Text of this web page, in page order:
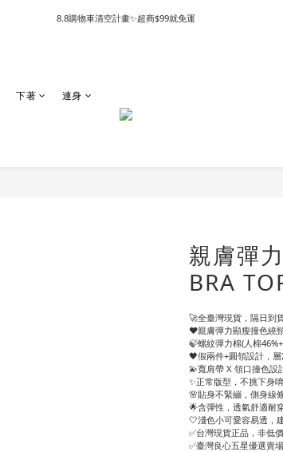
8.8購物車清空計畫✨超商$99就免運
下著 連身
親膚彈
BRA
🚀全臺灣現貨，隔日到
❤️親膚彈力顯瘦撞色繞
🍃螺紋彈力棉(人棉
🖤假兩件+圓領設計，
💫寬肩帶 X 領口撞色設
✨正常版型，不挑下身唷
🌸貼身不緊繃，側身線
🌟含彈性，透氣舒適耐
🤍淺色小可愛容易透，
✅台灣現貨正品，非低
✅臺灣良心五星優選賣